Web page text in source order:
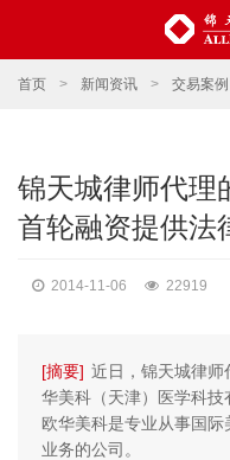
首页 > 新闻资讯 > 交易案例
锦天城律师代理
首轮融资提供法
2014-11-06 22919
[摘要] 近日，锦天城律师
华美科（天津）医学科技
欧华美科是专业从事国
业务的公司。